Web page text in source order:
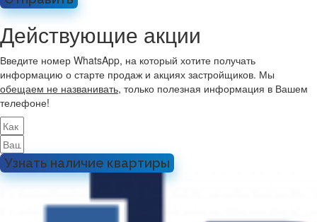
Действующие акции
Введите номер WhatsApp, на который хотите получать
информацию о старте продаж и акциях застройщиков. Мы
обещаем не названивать, только полезная информация в Вашем
телефоне!
Узнать наличие квартиры